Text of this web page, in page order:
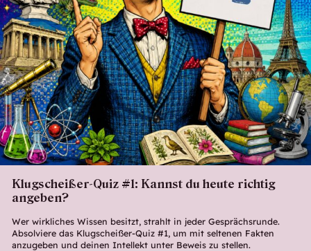
Klugscheißer-Quiz #1: Kannst du heute richtig
angeben?
Wer wirkliches Wissen besitzt, strahlt in jeder Gesprächsrunde.
Absolviere das Klugscheißer-Quiz #1, um mit seltenen Fakten
anzugeben und deinen Intellekt unter Beweis zu stellen.